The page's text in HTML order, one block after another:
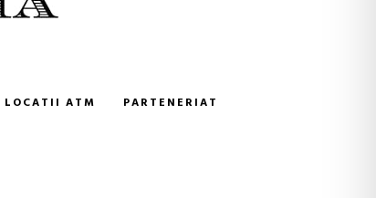
LOCATII ATM PARTENERIAT